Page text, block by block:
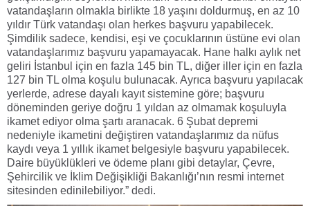
vatandaşların olmakla birlikte 18 yaşını doldurmuş, en az 10
yıldır Türk vatandaşı olan herkes başvuru yapabilecek.
Şimdilik sadece, kendisi, eşi ve çocuklarının üstüne evi olan
vatandaşlarımız başvuru yapamayacak. Hane halkı aylık net
geliri İstanbul için en fazla 145 bin TL, diğer iller için en fazla
127 bin TL olma koşulu bulunacak. Ayrıca başvuru yapılacak
yerlerde, adrese dayalı kayıt sistemine göre; başvuru
döneminden geriye doğru 1 yıldan az olmamak koşuluyla
ikamet ediyor olma şartı aranacak. 6 Şubat depremi
nedeniyle ikametini değiştiren vatandaşlarımız da nüfus
kaydı veya 1 yıllık ikamet belgesiyle başvuru yapabilecek.
Daire büyüklükleri ve ödeme planı gibi detaylar, Çevre,
Şehircilik ve İklim Değişikliği Bakanlığı’nın resmi internet
sitesinden edinilebiliyor.” dedi.